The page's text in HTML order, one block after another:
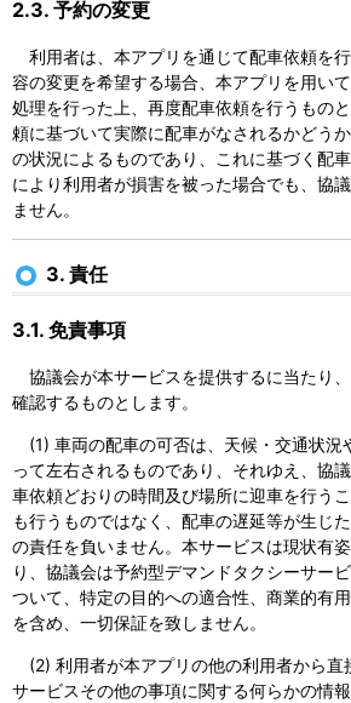
2.3. 予約の変更
利用者は、本アプリを通じて配車依頼を
容の変更を希望する場合、本アプリを用い
処理を行った上、再度配車依頼を行うもの
頼に基づいて実際に配車がなされるかどう
の状況によるものであり、これに基づく配
により利用者が損害を被った場合でも、協
ません。
3. 責任
3.1. 免責事項
協議会が本サービスを提供するに当たり
確認するものとします。
(1) 車両の配車の可否は、天候・交通状況
って左右されるものであり、それゆえ、協
車依頼どおりの時間及び場所に迎車を行う
も行うものではなく、配車の遅延等が生じ
の責任を負いません。本サービスは現状有
り、協議会は予約型デマンドタクシーサー
ついて、特定の目的への適合性、商業的有
を含め、一切保証を致しません。
(2) 利用者が本アプリの他の利用者から直
サービスその他の事項に関する何らかの情